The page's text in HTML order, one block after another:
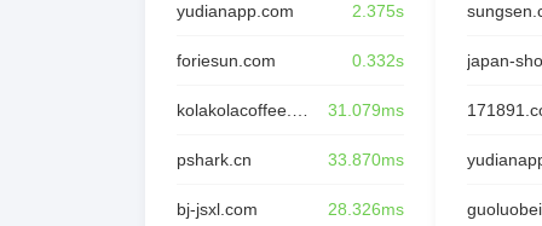
yudianapp.com 2.375s
foriesun.com 0.332s
31.079ms
pshark.cn 33.870ms
bj-jsxl.com 28.326ms
japan-